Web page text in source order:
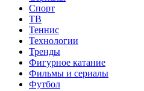
Спорт
ТВ
Теннис
Технологии
Тренды
Фигурное катание
Фильмы и сериалы
Футбол